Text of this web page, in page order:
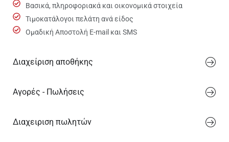
Βασικά, πληροφοριακά και οικονομικά στοιχεία
Τιμοκατάλογοι πελάτη ανά είδος
Ομαδική Αποστολή E-mail και SMS
Διαχείριση αποθήκης
Αγορές - Πωλήσεις
Διαχειριση πωλητών